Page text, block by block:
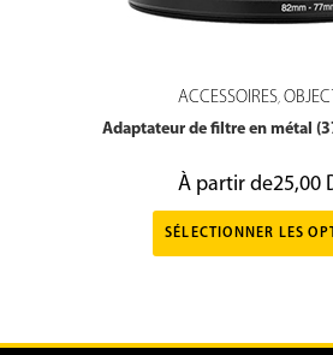
ACCESSOIRES,
Adaptateur de filtre en métal
À partir de25,00
SÉLECTIONNER LES